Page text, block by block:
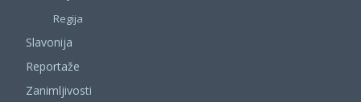
Regija
Slavonija
Reportaže
Zanimljivosti